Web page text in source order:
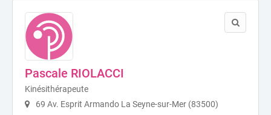
Pascale RIOLACCI
Kinésithérapeute
69 Av. Esprit Armando La Seyne-sur-Mer (83500)